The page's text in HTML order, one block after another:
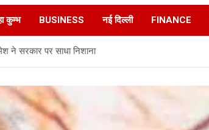
कुम्भ BUSINESS नई दिल्ली FINANCE
ने सरकार पर साधा निशाना